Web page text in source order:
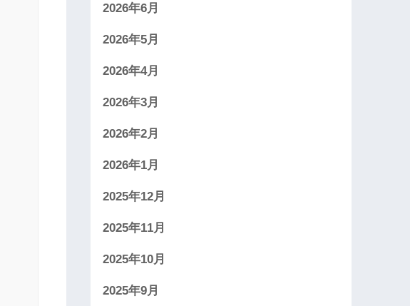
2026年6月
2026年5月
2026年4月
2026年3月
2026年2月
2026年1月
2025年12月
2025年11月
2025年10月
2025年9月